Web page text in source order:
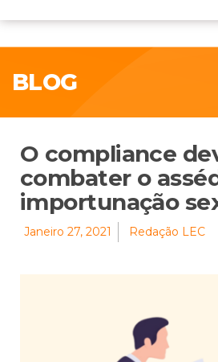
BLOG
O compliance
combater o
importunação
Janeiro 27, 2021 Redação LEC